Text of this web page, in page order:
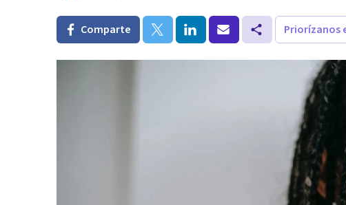
Comparte Priorízanos